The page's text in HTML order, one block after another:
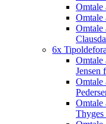
Omtale
Omtale
Omtale
6x
Omtale
Jensen
Omtale
Omtale
Thyges